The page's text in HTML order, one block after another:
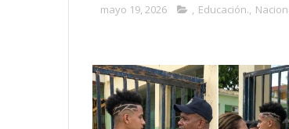
mayo 19, 2026 , Educación.,